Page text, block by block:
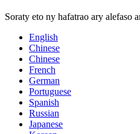
Soraty eto ny hafatrao ary alefaso
English
Chinese
Chinese
French
German
Portuguese
Spanish
Russian
Japanese